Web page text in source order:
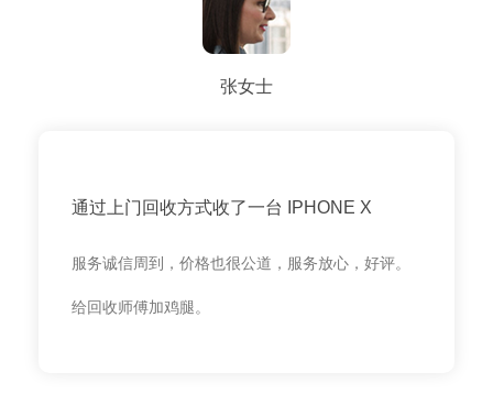
张女士
通过上门回收方式收了一台 IPHONE X
服务诚信周到，价格也很公道，服务放心，好评。
给回收师傅加鸡腿。